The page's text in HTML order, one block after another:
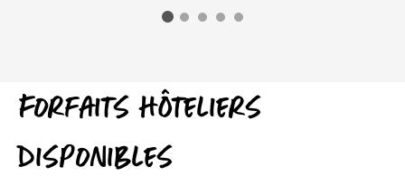
Forfaits hôteliers
disponibles